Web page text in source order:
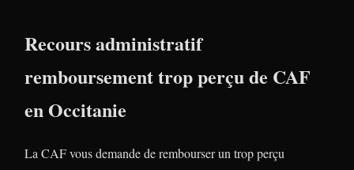
Recours administratif
remboursement trop perçu de CAF
en Occitanie
La CAF vous demande de rembourser un trop perçu